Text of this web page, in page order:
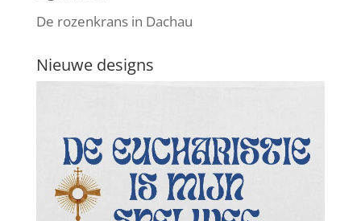
De rozenkrans in Dachau
Nieuwe designs